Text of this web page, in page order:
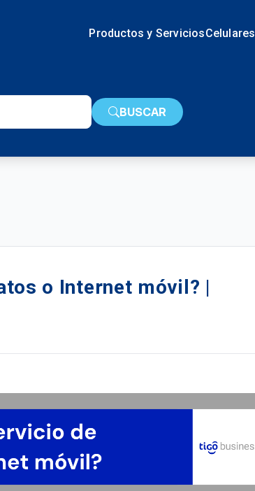
Productos y ServiciosCelulares
BUSCAR
o Internet móvil? |